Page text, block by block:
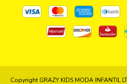
Copyright GRAZY KIDS MODA INFANTIL